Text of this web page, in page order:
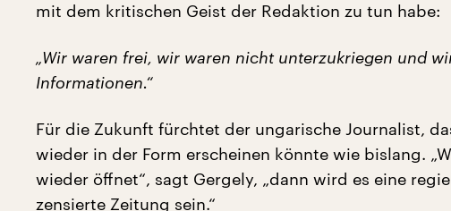
mit dem kritischen Geist der Redaktion zu tun habe:
„Wir waren frei, wir waren nicht unterzukriegen und
Informationen.“
Für die Zukunft fürchtet der ungarische Journalist,
wieder in der Form erscheinen könnte wie bislang.
wieder öffnet“, sagt Gergely, „dann wird es eine
zensierte Zeitung sein.“